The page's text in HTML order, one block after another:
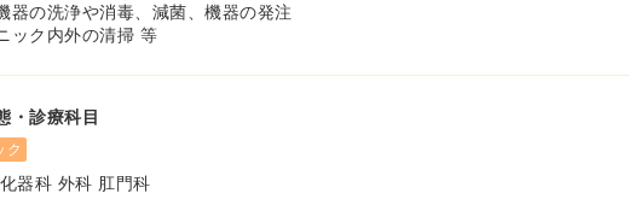
いしクリニックの基本方針≫
ちは、地域の皆様に心を寄せて、親しまれ、信頼されるクリニックを目指し
たちは、地域の医療機関と連携を密にし、まごころのこもった医療を受けられ
ます。
器の洗浄や消毒、減菌、機器の発注
ック内外の清掃 等
・診療科目
ク
器科 外科 肛門科